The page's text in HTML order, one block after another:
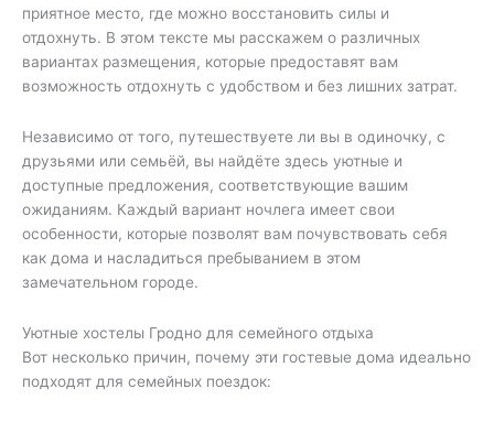
приятное место, где можно восстановить силы и
отдохнуть. В этом тексте мы расскажем о различных
вариантах размещения, которые предоставят вам
возможность отдохнуть с удобством и без лишних затрат.
Независимо от того, путешествуете ли вы в одиночку, с
друзьями или семьёй, вы найдёте здесь уютные и
доступные предложения, соответствующие вашим
ожиданиям. Каждый вариант ночлега имеет свои
особенности, которые позволят вам почувствовать себя
как дома и насладиться пребыванием в этом
замечательном городе.
Уютные хостелы Гродно для семейного отдыха
Вот несколько причин, почему эти гостевые дома идеально
подходят для семейных поездок: